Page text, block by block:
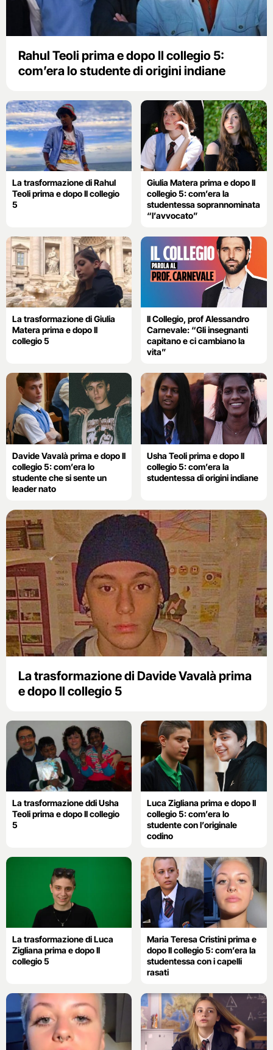
Rahul Teoli prima e dopo Il collegio 5:
com’era lo studente di origini indiane
La trasformazione di Rahul
Teoli prima e dopo Il collegio
5
Giulia Matera prima e dopo Il
collegio 5: com’era la
studentessa soprannominata
“l’avvocato”
La trasformazione di Giulia
Matera prima e dopo Il
collegio 5
Il Collegio, prof Alessandro
Carnevale: “Gli insegnanti
capitano e ci cambiano la
vita”
Davide Vavalà prima e dopo Il
collegio 5: com’era lo
studente che si sente un
leader nato
Usha Teoli prima e dopo Il
collegio 5: com’era la
studentessa di origini indiane
La trasformazione di Davide Vavalà prima
e dopo Il collegio 5
La trasformazione ddi Usha
Teoli prima e dopo Il collegio
5
Luca Zigliana prima e dopo Il
collegio 5: com’era lo
studente con l’originale
codino
La trasformazione di Luca
Zigliana prima e dopo Il
collegio 5
Maria Teresa Cristini prima e
dopo Il collegio 5: com’era la
studentessa con i capelli
rasati